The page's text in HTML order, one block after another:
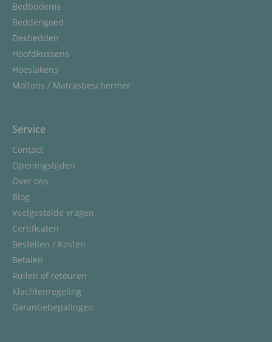
Bedbodems
Beddengoed
Dekbedden
Hoofdkussens
Hoeslakens
Moltons / Matrasbeschermer
Service
Contact
Openingstijden
Over ons
Blog
Veelgestelde vragen
Certificaten
Bestellen / Kosten
Betalen
Ruilen of retouren
Klachtenregeling
Garantiebepalingen